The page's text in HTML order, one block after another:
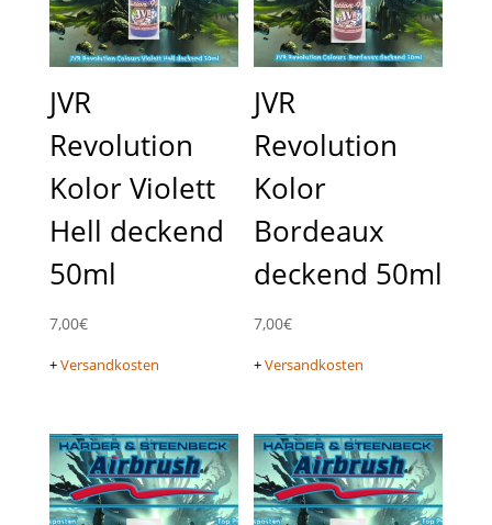
JVR
Revolution
Kolor Violett
Hell deckend
50ml
7,00€
+Versandkosten
JVR
Revolution
Kolor
Bordeaux
deckend 50ml
7,00€
+Versandkosten